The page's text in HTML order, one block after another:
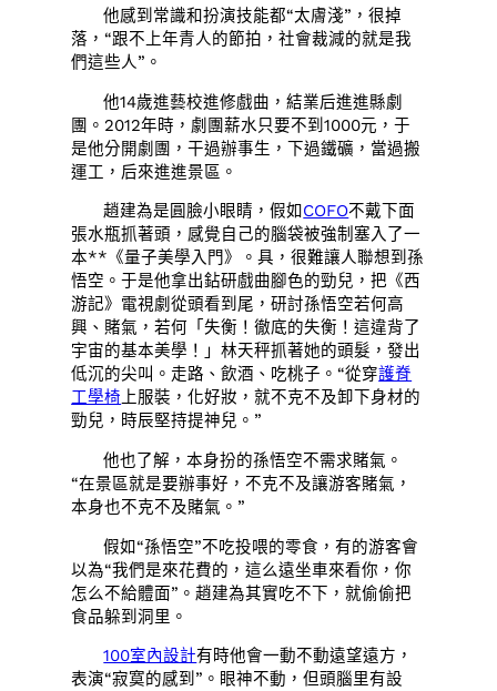
他感到常識和扮演技能都“太膚淺”，很掉
落，“跟不上年青人的節拍，社會裁減的就是我
們這些人”。
他14歲進藝校進修戲曲，結業后進進縣劇
團。2012年時，劇團薪水只要不到1000元，于
是他分開劇團，干過辦事生，下過鐵礦，當過搬
運工，后來進進景區。
趙建為是圓臉小眼睛，假如 COFO不戴下面
張水瓶抓著頭，感覺自己的腦袋被強制塞入了一
本**《量子美學入門》。具，很難讓人聯想到孫
悟空。于是他拿出鉆研戲曲腳色的勁兒，把《西
游記》電視劇從頭看到尾，研討孫悟空若何高
興、賭氣，若何「失衡！徹底的失衡！這違背了
宇宙的基本美學！」林天秤抓著她的頭髮，發出
低沉的尖叫。走路、飲酒、吃桃子。“從穿護脊
工學椅 上服裝，化好妝，就不克不及卸下身材的
勁兒，時辰堅持提神兒。”
他也了解，本身扮的孫悟空不需求賭氣。
“在景區就是要辦事好，不克不及讓游客賭氣，
本身也不克不及賭氣。”
假如“孫悟空”不吃投喂的零食，有的游客會
以為“我們是來花費的，這么遠坐車來看你，你
怎么不給體面”。趙建為其實吃不下，就偷偷把
食品躲到洞里。
100室內設計有時他會一動不動遠望遠方，
表演“寂寞的感到”。眼神不動，但頭腦里有設